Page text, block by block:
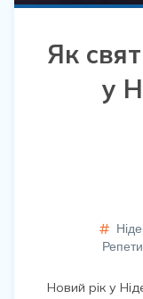
Як
у
Новий рік у